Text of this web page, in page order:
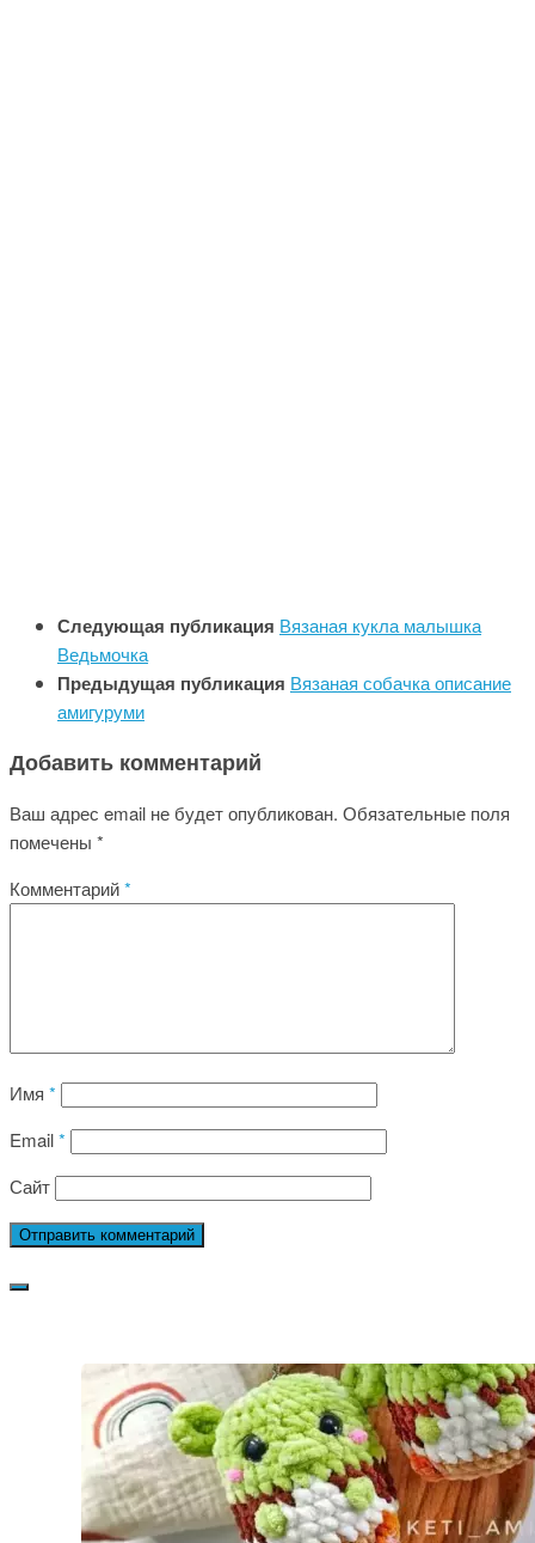
Следующая публикация Вязаная кукла малышка
Ведьмочка
Предыдущая публикация Вязаная собачка описание
амигуруми
Добавить комментарий
Ваш адрес email не будет опубликован. Обязательные поля
помечены *
Комментарий*
Имя *
Email*
Сайт